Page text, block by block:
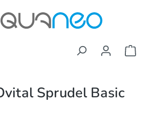
Sprudel Basic